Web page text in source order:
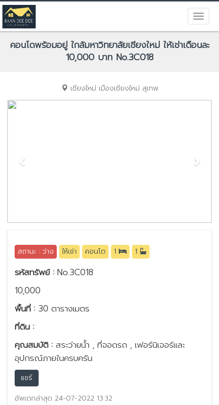
คอนโดพร้อมอยู่ ใกล้มหาวิทยาลัยเชียงใหม่ ให้เช่าเดือนละ
10,000 บาท No.3C018
เชียงใหม่ เมืองเชียงใหม่ สุเทพ
สถานะ : ว่าง ให้เช่า คอนโด 1 1
รหัสทรัพย์ : No.3C018
10,000
พื้นที่ : 30 ตารางเมตร
ที่ดิน :
คุณสมบัติ : สระว่ายน้ำ , ที่จอดรถ , เฟอร์นิเจอร์และ
อุปกรณ์ภายในครบครัน
แชร์
อัพเดทล่าสุด 24-07-2022 13:32